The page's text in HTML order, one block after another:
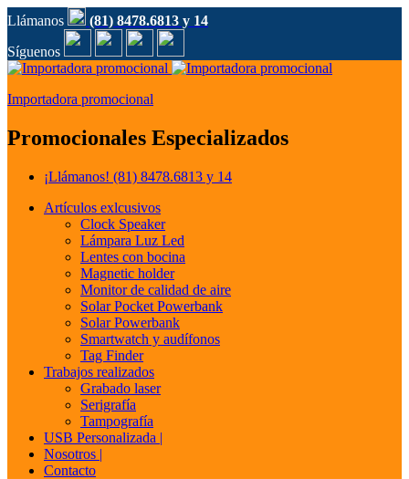
Llámanos
(81) 8478.6813 y 14
Síguenos
Importadora promocional
Promocionales Especializados
¡Llámanos! (81) 8478.6813 y 14
Artículos exlcusivos
Clock Speaker
Lámpara Luz Led
Lentes con bocina
Magnetic holder
Monitor de calidad de aire
Solar Pocket Powerbank
Solar Powerbank
Smartwatch y audífonos
Tag Finder
Trabajos realizados
Grabado laser
Serigrafía
Tampografía
USB Personalizada |
Nosotros |
Contacto